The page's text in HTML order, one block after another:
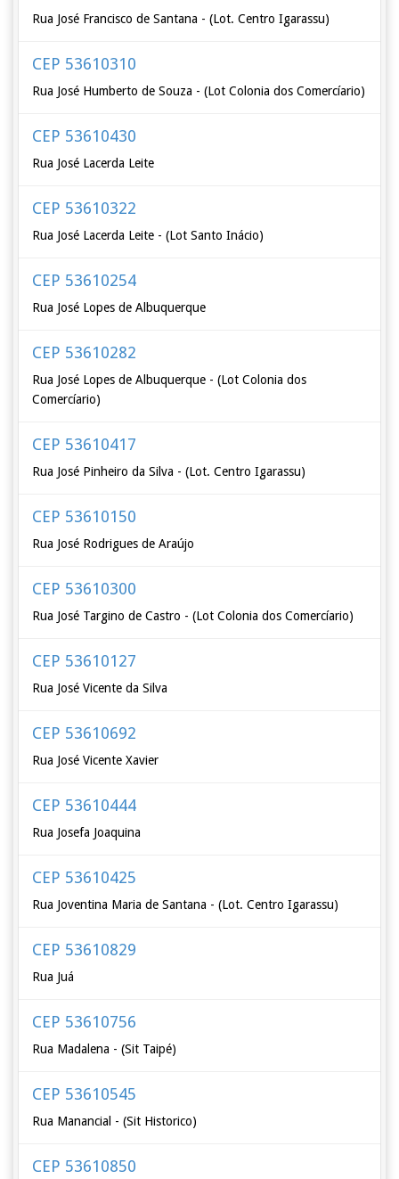
Rua José Francisco de Santana - (Lot. Centro Igarassu)
CEP 53610310
Rua José Humberto de Souza - (Lot Colonia dos Comercíario)
CEP 53610430
Rua José Lacerda Leite
CEP 53610322
Rua José Lacerda Leite - (Lot Santo Inácio)
CEP 53610254
Rua José Lopes de Albuquerque
CEP 53610282
Rua José Lopes de Albuquerque - (Lot Colonia dos
Comercíario)
CEP 53610417
Rua José Pinheiro da Silva - (Lot. Centro Igarassu)
CEP 53610150
Rua José Rodrigues de Araújo
CEP 53610300
Rua José Targino de Castro - (Lot Colonia dos Comercíario)
CEP 53610127
Rua José Vicente da Silva
CEP 53610692
Rua José Vicente Xavier
CEP 53610444
Rua Josefa Joaquina
CEP 53610425
Rua Joventina Maria de Santana - (Lot. Centro Igarassu)
CEP 53610829
Rua Juá
CEP 53610756
Rua Madalena - (Sit Taipé)
CEP 53610545
Rua Manancial - (Sit Historico)
CEP 53610850